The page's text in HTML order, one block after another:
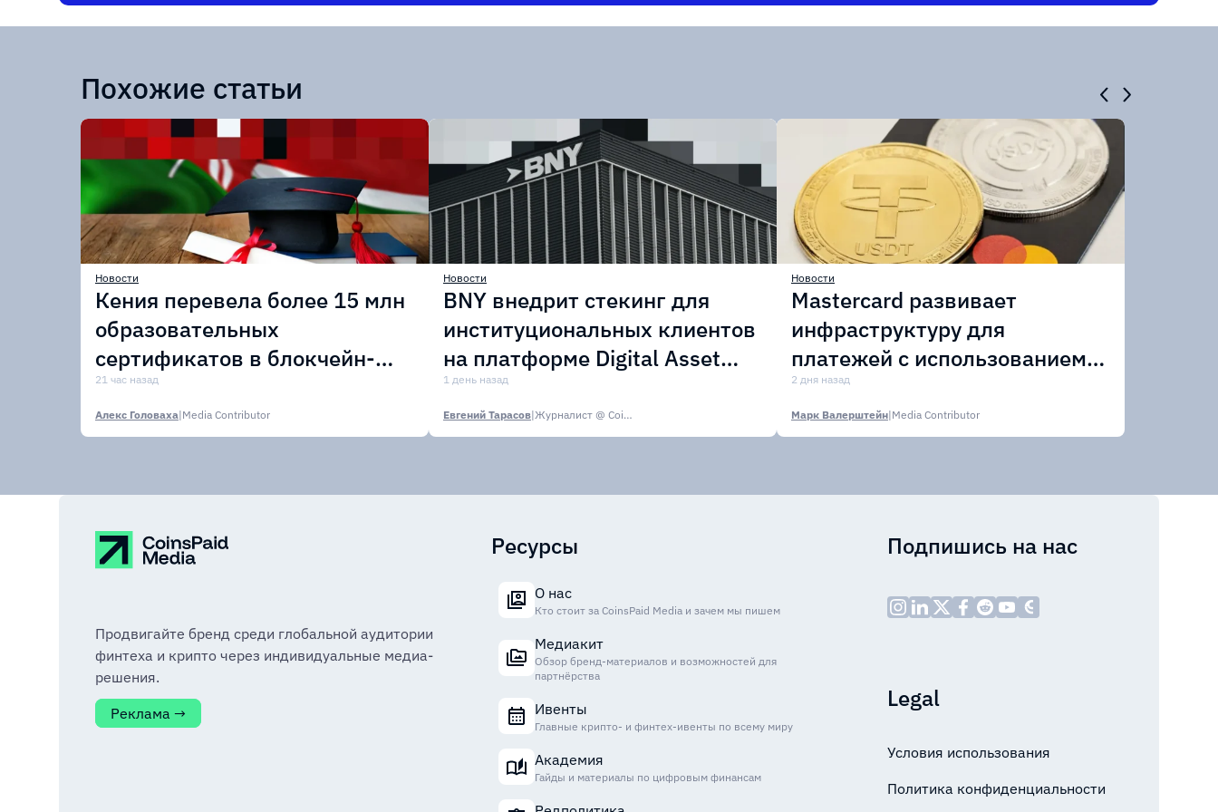
Похожие статьи
Новости
Кения перевела более 15 млн
образовательных
сертификатов в блокчейн-
сеть Avalanche
21 час назад
Алекс Головаха|Media Contributor
Новости
BNY внедрит стекинг для
институциональных клиентов
на платформе Digital Asset
Custody
1 день назад
Евгений Тарасов| Журналист @ CoinsPaid Media
Новости
Mastercard развивает
инфраструктуру для
платежей с использованием
стейблкоинов
2 дня назад
Марк Валерштейн|Media Contributor
Продвигайте бренд среди глобальной аудитории
финтеха и крипто через индивидуальные медиа-
решения.
Реклама →
Ресурсы
О нас
Кто стоит за CoinsPaid Media и зачем мы пишем
Медиакит
Обзор бренд-материалов и возможностей для
партнёрства
Ивенты
Главные крипто- и финтех-ивенты по всему миру
Академия
Гайды и материалы по цифровым финансам
Подпишись на нас
Legal
Условия использования
Политика конфиденциальности